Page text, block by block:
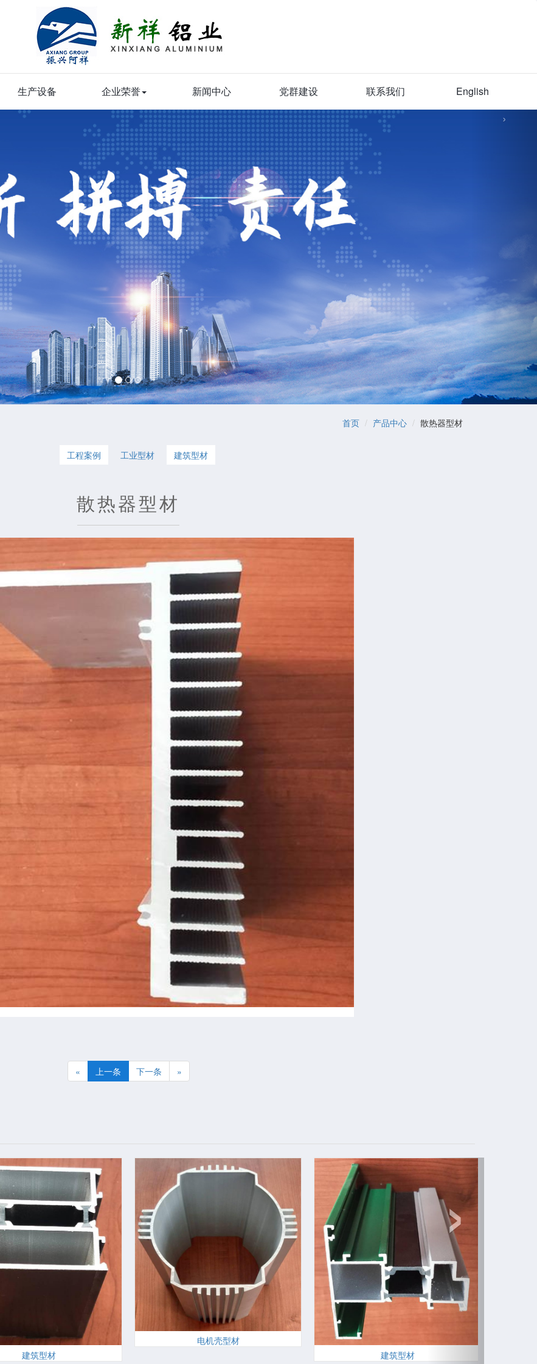
生产设备 企业荣誉 新闻中心 党群建设 联系我们 English
›
首页 产品中心 散热器型材
工程案例 工业型材 建筑型材
散热器型材
« 上一条 下一条 »
建筑型材
电机壳型材
建筑型材
›